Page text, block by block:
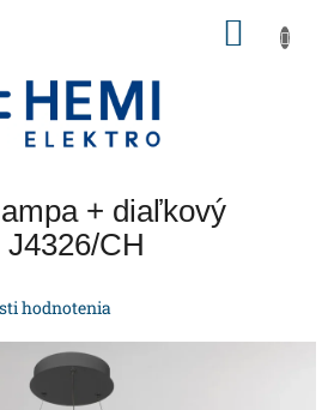
+ diaľkový
CH
hodnotenia